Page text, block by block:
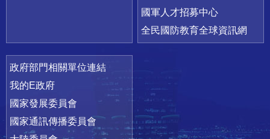
國軍人才招募中心
全民國防教育全球資訊網
政府部門相關單位連結
我的E政府
國家發展委員會
國家通訊傳播委員會